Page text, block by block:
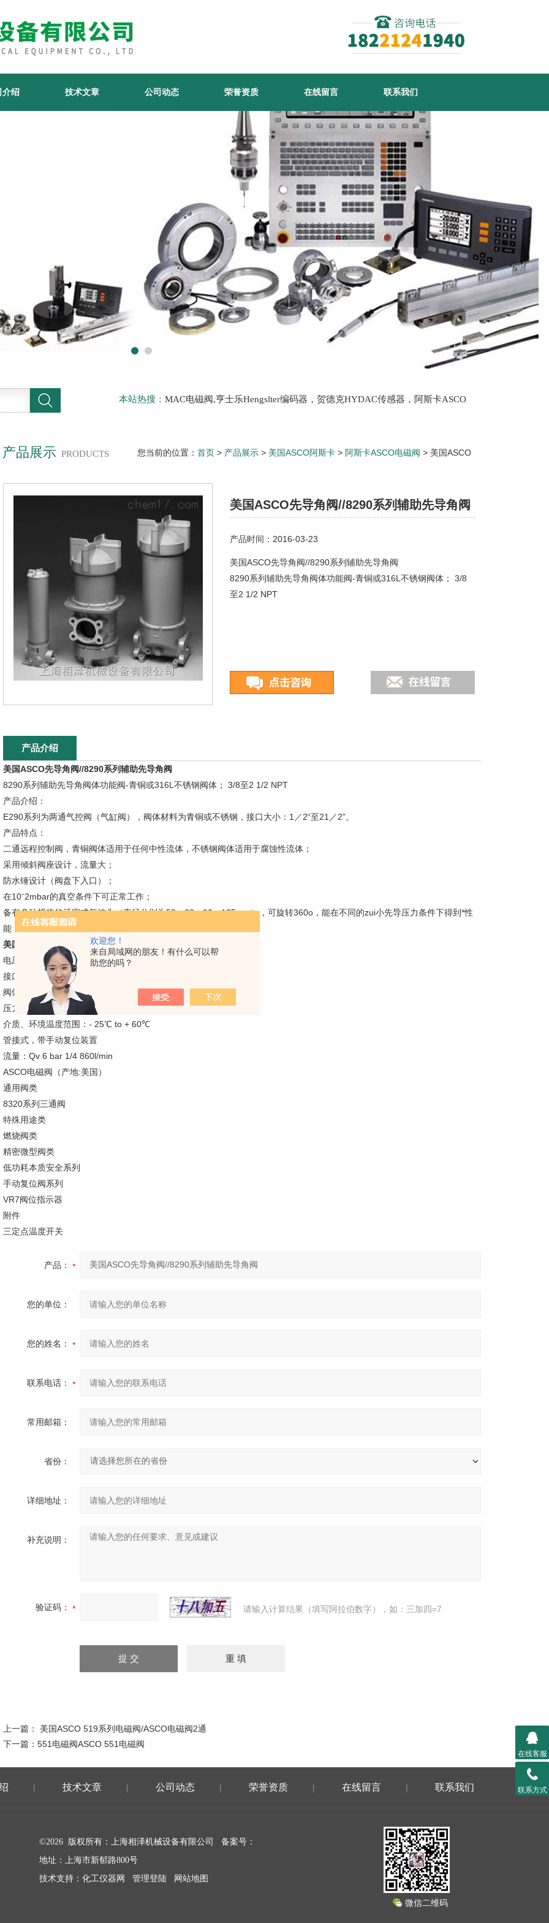
欢迎您！
来自局域网的朋友！有什么可以帮
助您的吗？
介绍 技术文章 公司动态 荣誉资质 在线留言 联系我们
本站热搜： MAC电磁阀,亨士乐Hengslter编码器，贺德克HYDAC传感器，阿斯卡ASCO
产品展示 PRODUCTS 您当前的位置： 首页 > 产品展示 > 美国ASCO阿斯卡 > 阿斯卡ASCO电磁阀 > 美国ASCO
美国ASCO先导角阀//8290系列辅助先导角阀
产品时间：2016-03-23
美国ASCO先导角阀//8290系列辅助先导角阀
8290系列辅助先导角阀体功能阀-青铜或316L不锈钢阀体； 3/8
至2 1/2 NPT
产品介绍
美国ASCO先导角阀//8290系列辅助先导角阀
8290系列辅助先导角阀体功能阀-青铜或316L不锈钢阀体； 3/8至2 1/2 NPT
产品介绍：
E290系列为两通气控阀（气缸阀），阀体材料为青铜或不锈钢，接口大小：1／2“至21／2”。
产品特点：
二通远程控制阀，青铜阀体适用于任何中性流体，不锈钢阀体适用于腐蚀性流体；
采用倾斜阀座设计，流量大；
防水锤设计（阀盘下入口）；
在10ˉ2mbar的真空条件下可正常工作；
备有多种规格的活塞式气控头（直径分别为50，63，90，125mm），可旋转360o，能在不同的zui小先导压力条件下得到*性
能；
美国ASCO先导角阀//8290系列辅助先导角阀
电压：AC 或DC， 功率：2.5W（减功耗1/4）
接口：1/4 3/8 1/2（单位：英寸）
阀体材质：铝
压力：10公斤（zui高值）
介质、环境温度范围：- 25℃ to + 60℃
管接式，带手动复位装置
流量：Qv 6 bar 1/4 860l/min
ASCO电磁阀（产地:美国）
通用阀类
8320系列三通阀
特殊用途类
燃烧阀类
精密微型阀类
低功耗本质安全系列
手动复位阀系列
VR7阀位指示器
附件
三定点温度开关
产品：
您的单位：
您的姓名：
联系电话：
常用邮箱：
省份：
详细地址：
补充说明：
验证码： 请输入计算结果（填写阿拉伯数字），如：三加四=7
上一篇： 美国ASCO 519系列电磁阀/ASCO电磁阀2通
下一篇： 551电磁阀ASCO 551电磁阀
| 技术文章 | 公司动态 | 荣誉资质 | 在线留言 | 联系我们
©2026 版权所有：上海相泽机械设备有限公司 备案号：
地址：上海市新郁路800号
技术支持： 化工仪器网 管理登陆 网站地图
微信二维码
在线客服
联系方式